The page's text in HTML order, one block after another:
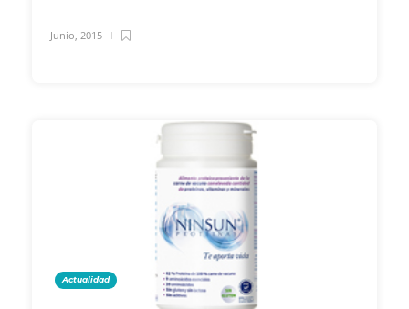
Junio, 2015
Actualidad